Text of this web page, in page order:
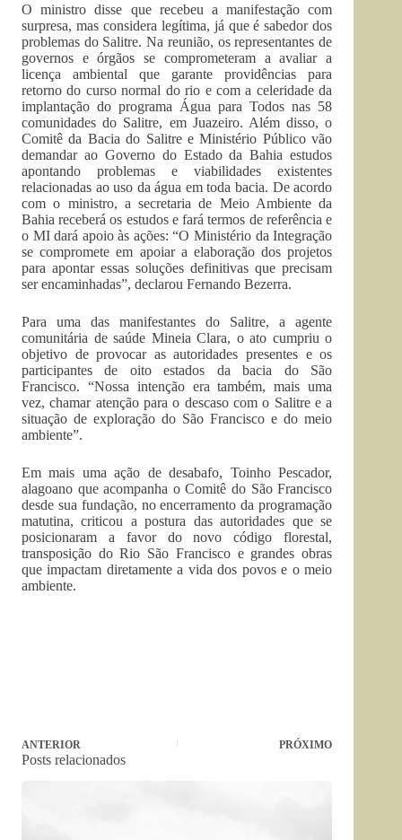
O ministro disse que recebeu a manifestação com
surpresa, mas considera legítima, já que é sabedor dos
problemas do Salitre. Na reunião, os representantes de
governos e órgãos se comprometeram a avaliar a
licença ambiental que garante providências para
retorno do curso normal do rio e com a celeridade da
implantação do programa Água para Todos nas 58
comunidades do Salitre, em Juazeiro. Além disso, o
Comitê da Bacia do Salitre e Ministério Público vão
demandar ao Governo do Estado da Bahia estudos
apontando problemas e viabilidades existentes
relacionadas ao uso da água em toda bacia. De acordo
com o ministro, a secretaria de Meio Ambiente da
Bahia receberá os estudos e fará termos de referência e
o MI dará apoio às ações: “O Ministério da Integração
se compromete em apoiar a elaboração dos projetos
para apontar essas soluções definitivas que precisam
ser encaminhadas”, declarou Fernando Bezerra.
Para uma das manifestantes do Salitre, a agente
comunitária de saúde Mineia Clara, o ato cumpriu o
objetivo de provocar as autoridades presentes e os
participantes de oito estados da bacia do São
Francisco. “Nossa intenção era também, mais uma
vez, chamar atenção para o descaso com o Salitre e a
situação de exploração do São Francisco e do meio
ambiente”.
Em mais uma ação de desabafo, Toinho Pescador,
alagoano que acompanha o Comitê do São Francisco
desde sua fundação, no encerramento da programação
matutina, criticou a postura das autoridades que se
posicionaram a favor do novo código florestal,
transposição do Rio São Francisco e grandes obras
que impactam diretamente a vida dos povos e o meio
ambiente.
ANTERIOR PRÓXIMO
Posts relacionados